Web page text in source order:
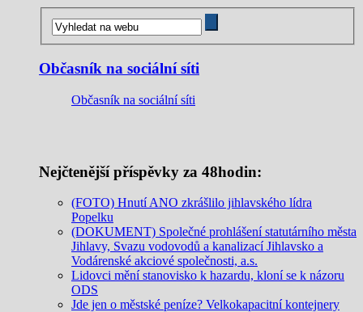
Občasník na sociální síti
Občasník na sociální síti
Nejčtenější příspěvky za 48hodin:
(FOTO) Hnutí ANO zkrášlilo jihlavského lídra
Popelku
(DOKUMENT) Společné prohlášení statutárního města
Jihlavy, Svazu vodovodů a kanalizací Jihlavsko a
Vodárenské akciové společnosti, a.s.
Lidovci mění stanovisko k hazardu, kloní se k názoru
ODS
Jde jen o městské peníze? Velkokapacitní kontejnery